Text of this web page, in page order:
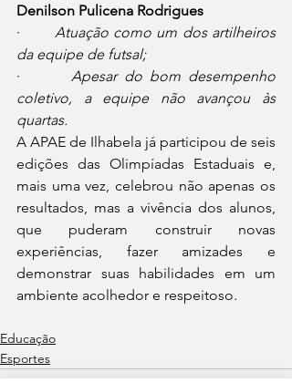
Denilson Pulicena Rodrigues
· Atuação como um dos artilheiros
da equipe de futsal;
· Apesar do bom desempenho
coletivo, a equipe não avançou às
quartas.
A APAE de Ilhabela já participou de seis
edições das Olimpíadas Estaduais e,
mais uma vez, celebrou não apenas os
resultados, mas a vivência dos alunos,
que puderam construir novas
experiências, fazer amizades e
demonstrar suas habilidades em um
ambiente acolhedor e respeitoso.
Educação
Esportes